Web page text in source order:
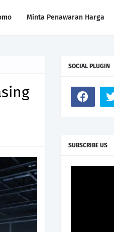
Minta Penawaran Harga
SOCIAL PLUGIN
SUBSCRIBE US